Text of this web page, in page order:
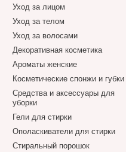
Уход за лицом
Уход за телом
Уход за волосами
Декоративная косметика
Ароматы женские
Косметические спонжи и губки
Средства и аксессуары для
уборки
Гели для стирки
Ополаскиватели для стирки
Стиральный порошок